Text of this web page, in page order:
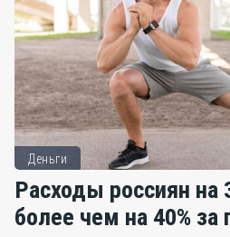
Деньги
Расходы россиян
более чем на 40% за